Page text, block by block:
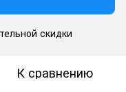
скидки
К сравнению